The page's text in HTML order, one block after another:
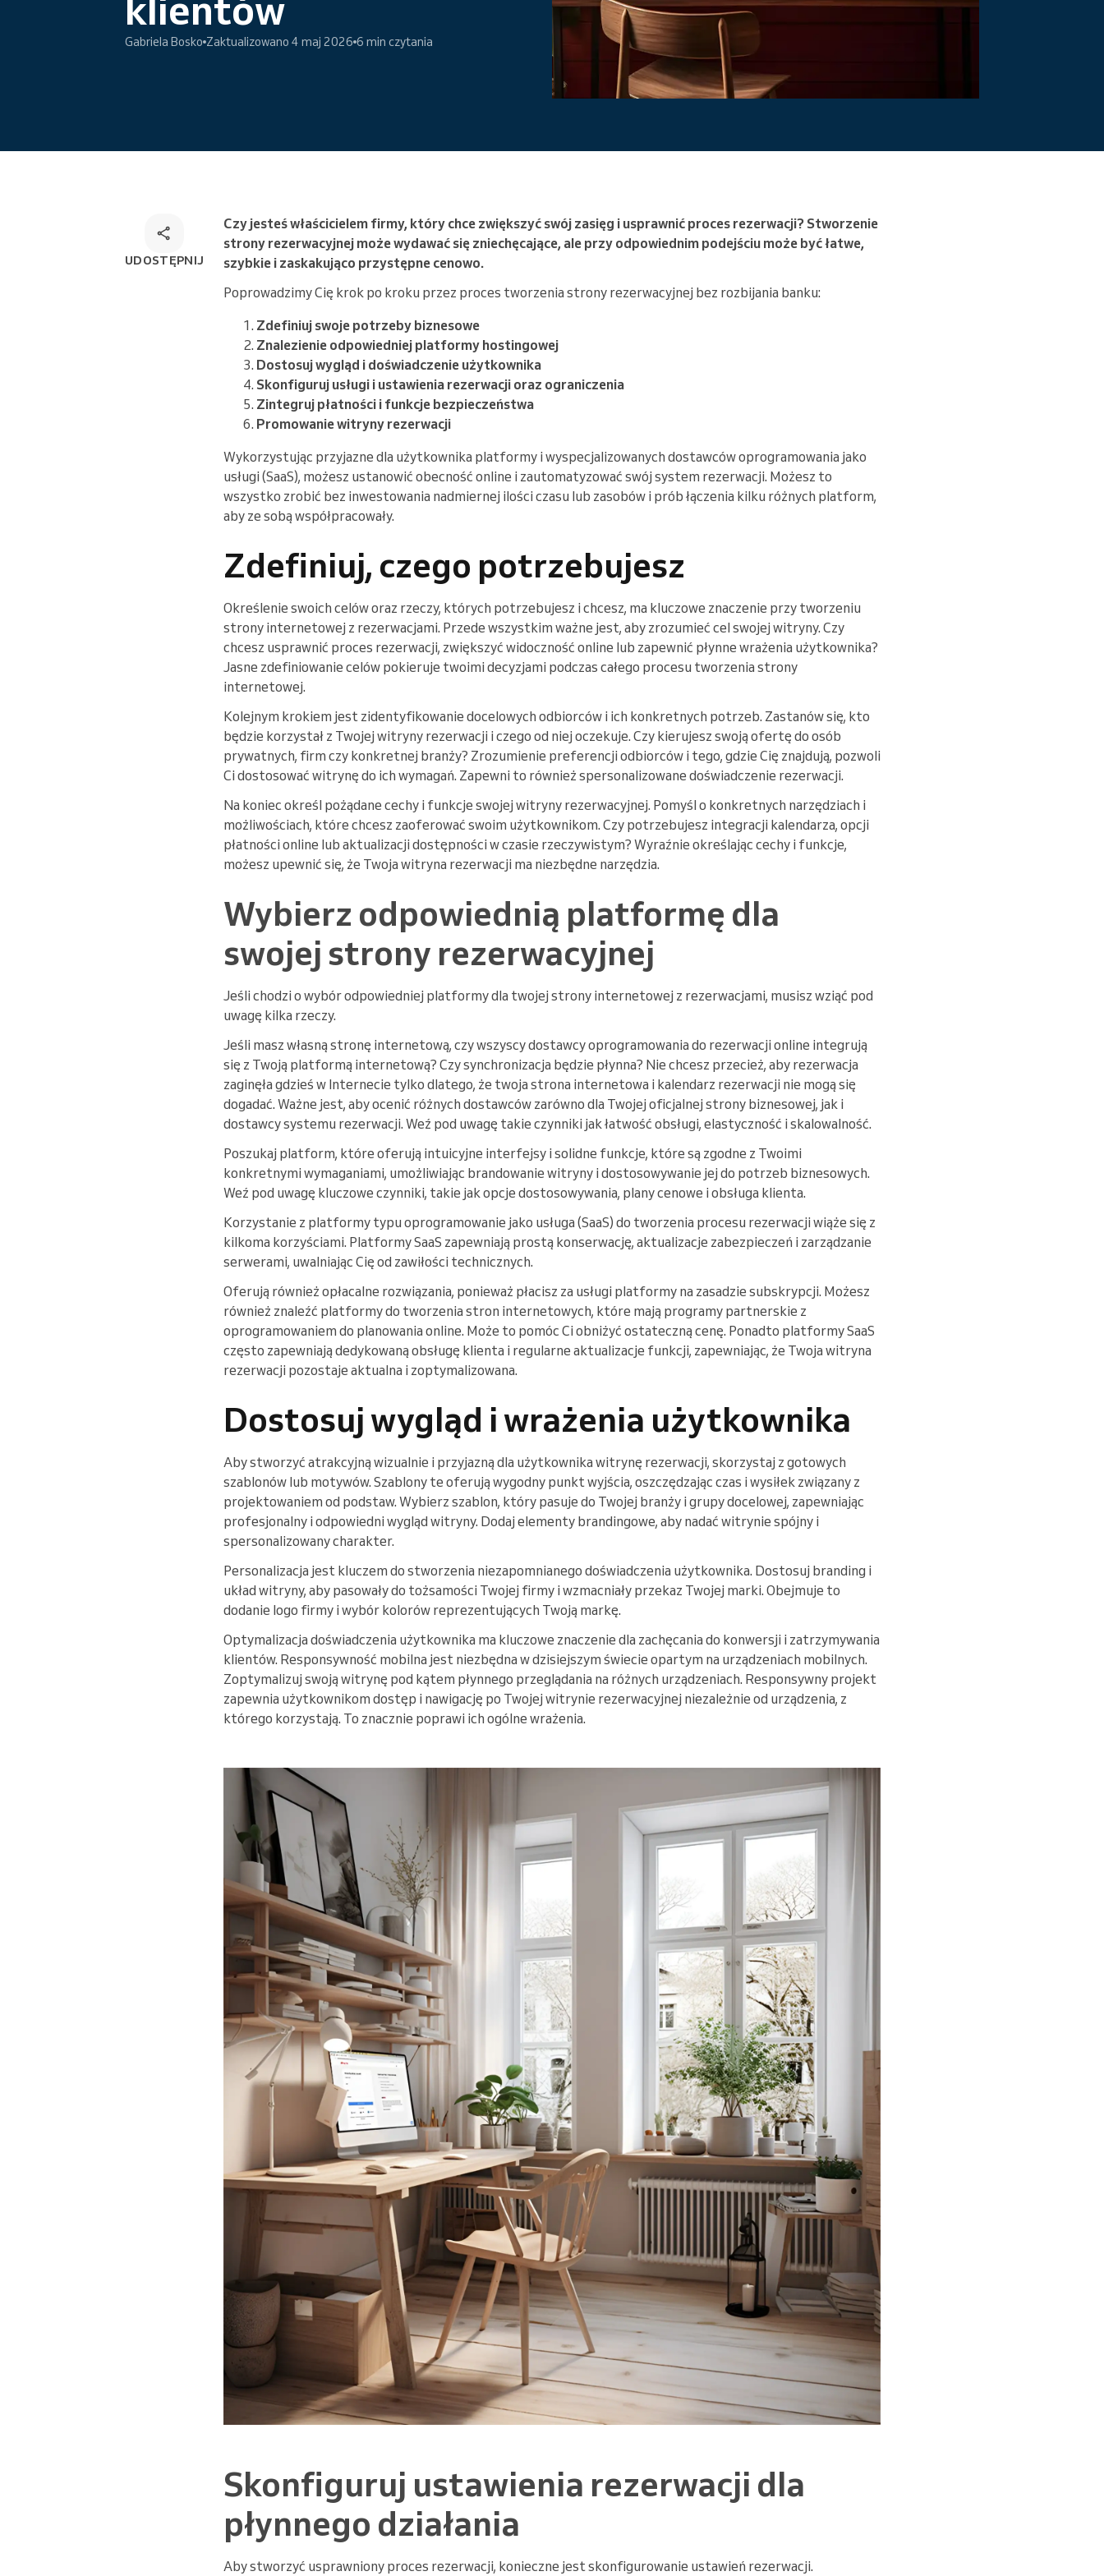
Wielokanałowe rozwiązanie do
rezerwacji
Prowadzisz dużą organizację
Gabriela Bosko Zaktualizowano 4 maj 2026 6 min czytania
UDOSTĘPNIJ
Czy jesteś właścicielem firmy, który chce zwiększyć swój zasięg i usprawnić proces rezerwacji? Stworzenie
strony rezerwacyjnej może wydawać się zniechęcające, ale przy odpowiednim podejściu może być łatwe,
szybkie i zaskakująco przystępne cenowo.
Poprowadzimy Cię krok po kroku przez proces tworzenia strony rezerwacyjnej bez rozbijania banku:
Zdefiniuj swoje potrzeby biznesowe
Znalezienie odpowiedniej platformy hostingowej
Dostosuj wygląd i doświadczenie użytkownika
Skonfiguruj usługi i ustawienia rezerwacji oraz ograniczenia
Zintegruj płatności i funkcje bezpieczeństwa
Promowanie witryny rezerwacji
Wykorzystując przyjazne dla użytkownika platformy i wyspecjalizowanych dostawców oprogramowania jako
usługi (SaaS), możesz ustanowić obecność online i zautomatyzować swój system rezerwacji. Możesz to
wszystko zrobić bez inwestowania nadmiernej ilości czasu lub zasobów i prób łączenia kilku różnych platform,
aby ze sobą współpracowały.
Zdefiniuj, czego potrzebujesz
Określenie swoich celów oraz rzeczy, których potrzebujesz i chcesz, ma kluczowe znaczenie przy tworzeniu
strony internetowej z rezerwacjami. Przede wszystkim ważne jest, aby zrozumieć cel swojej witryny. Czy
chcesz usprawnić proces rezerwacji, zwiększyć widoczność online lub zapewnić płynne wrażenia użytkownika?
Jasne zdefiniowanie celów pokieruje twoimi decyzjami podczas całego procesu tworzenia strony
internetowej.
Kolejnym krokiem jest zidentyfikowanie docelowych odbiorców i ich konkretnych potrzeb. Zastanów się, kto
będzie korzystał z Twojej witryny rezerwacji i czego od niej oczekuje. Czy kierujesz swoją ofertę do osób
prywatnych, firm czy konkretnej branży? Zrozumienie preferencji odbiorców i tego, gdzie Cię znajdują, pozwoli
Ci dostosować witrynę do ich wymagań. Zapewni to również spersonalizowane doświadczenie rezerwacji.
Na koniec określ pożądane cechy i funkcje swojej witryny rezerwacyjnej. Pomyśl o konkretnych narzędziach i
możliwościach, które chcesz zaoferować swoim użytkownikom. Czy potrzebujesz integracji kalendarza, opcji
płatności online lub aktualizacji dostępności w czasie rzeczywistym? Wyraźnie określając cechy i funkcje,
możesz upewnić się, że Twoja witryna rezerwacji ma niezbędne narzędzia.
Wybierz odpowiednią platformę dla
swojej strony rezerwacyjnej
Jeśli chodzi o wybór odpowiedniej platformy dla twojej strony internetowej z rezerwacjami, musisz wziąć pod
uwagę kilka rzeczy.
Jeśli masz własną stronę internetową, czy wszyscy dostawcy oprogramowania do rezerwacji online integrują
się z Twoją platformą internetową? Czy synchronizacja będzie płynna? Nie chcesz przecież, aby rezerwacja
zaginęła gdzieś w Internecie tylko dlatego, że twoja strona internetowa i kalendarz rezerwacji nie mogą się
dogadać. Ważne jest, aby ocenić różnych dostawców zarówno dla Twojej oficjalnej strony biznesowej, jak i
dostawcy systemu rezerwacji. Weź pod uwagę takie czynniki jak łatwość obsługi, elastyczność i skalowalność.
Poszukaj platform, które oferują intuicyjne interfejsy i solidne funkcje, które są zgodne z Twoimi
konkretnymi wymaganiami, umożliwiając brandowanie witryny i dostosowywanie jej do potrzeb biznesowych.
Weź pod uwagę kluczowe czynniki, takie jak opcje dostosowywania, plany cenowe i obsługa klienta.
Korzystanie z platformy typu oprogramowanie jako usługa (SaaS) do tworzenia procesu rezerwacji wiąże się z
kilkoma korzyściami. Platformy SaaS zapewniają prostą konserwację, aktualizacje zabezpieczeń i zarządzanie
serwerami, uwalniając Cię od zawiłości technicznych.
Oferują również opłacalne rozwiązania, ponieważ płacisz za usługi platformy na zasadzie subskrypcji. Możesz
również znaleźć platformy do tworzenia stron internetowych, które mają programy partnerskie z
oprogramowaniem do planowania online. Może to pomóc Ci obniżyć ostateczną cenę. Ponadto platformy SaaS
często zapewniają dedykowaną obsługę klienta i regularne aktualizacje funkcji, zapewniając, że Twoja witryna
rezerwacji pozostaje aktualna i zoptymalizowana.
Dostosuj wygląd i wrażenia użytkownika
Aby stworzyć atrakcyjną wizualnie i przyjazną dla użytkownika witrynę rezerwacji, skorzystaj z gotowych
szablonów lub motywów. Szablony te oferują wygodny punkt wyjścia, oszczędzając czas i wysiłek związany z
projektowaniem od podstaw. Wybierz szablon, który pasuje do Twojej branży i grupy docelowej, zapewniając
profesjonalny i odpowiedni wygląd witryny. Dodaj elementy brandingowe, aby nadać witrynie spójny i
spersonalizowany charakter.
Personalizacja jest kluczem do stworzenia niezapomnianego doświadczenia użytkownika. Dostosuj branding i
układ witryny, aby pasowały do tożsamości Twojej firmy i wzmacniały przekaz Twojej marki. Obejmuje to
dodanie logo firmy i wybór kolorów reprezentujących Twoją markę.
Optymalizacja doświadczenia użytkownika ma kluczowe znaczenie dla zachęcania do konwersji i zatrzymywania
klientów. Responsywność mobilna jest niezbędna w dzisiejszym świecie opartym na urządzeniach mobilnych.
Zoptymalizuj swoją witrynę pod kątem płynnego przeglądania na różnych urządzeniach. Responsywny projekt
zapewnia użytkownikom dostęp i nawigację po Twojej witrynie rezerwacyjnej niezależnie od urządzenia, z
którego korzystają. To znacznie poprawi ich ogólne wrażenia.
Skonfiguruj ustawienia rezerwacji dla
płynnego działania
Aby stworzyć usprawniony proces rezerwacji, konieczne jest skonfigurowanie ustawień rezerwacji.